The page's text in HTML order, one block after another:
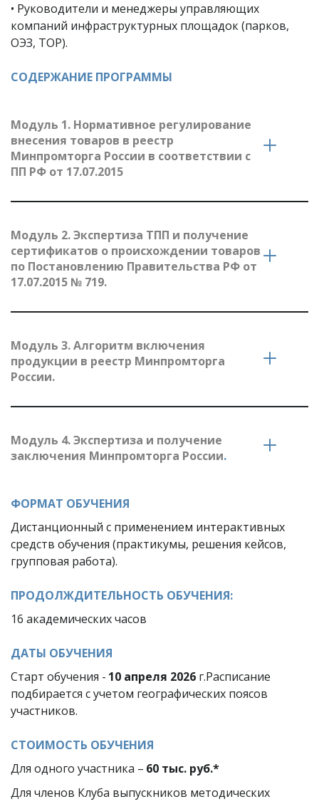
• Руководители и менеджеры управляющих
компаний инфраструктурных площадок (парков,
ОЭЗ, ТОР).
СОДЕРЖАНИЕ ПРОГРАММЫ
Модуль 1. Нормативное регулирование
внесения товаров в реестр
Минпромторга России в соответствии с
ПП РФ от 17.07.2015
Модуль 2. Экспертиза ТПП и получение
сертификатов о происхождении товаров
по Постановлению Правительства РФ от
17.07.2015 № 719.
Модуль 3. Алгоритм включения
продукции в реестр Минпромторга
России.
Модуль 4. Экспертиза и получение
заключения Минпромторга России.
ФОРМАТ ОБУЧЕНИЯ
Дистанционный с применением интерактивных
средств обучения (практикумы, решения кейсов,
групповая работа).
ПРОДОЛЖДИТЕЛЬНОСТЬ ОБУЧЕНИЯ:
16 академических часов
ДАТЫ ОБУЧЕНИЯ
Старт обучения - 10 апреля 2026 г.Расписание
подбирается с учетом географических поясов
участников.
СТОИМОСТЬ ОБУЧЕНИЯ
Для одного участника – 60 тыс. руб.*
Для членов Клуба выпускников методических